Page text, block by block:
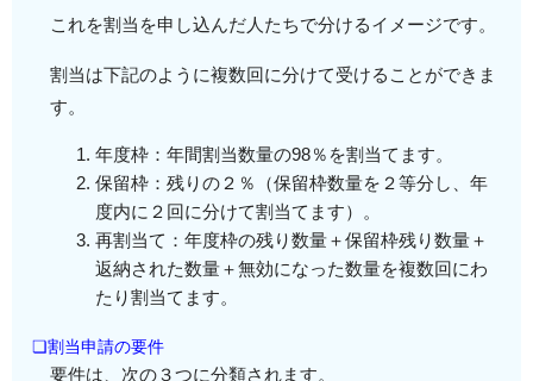
これを割当を申し込んだ人たちで分けるイメージです。
割当は下記のように複数回に分けて受けることができま
す。
年度枠：年間割当数量の98％を割当てます。
保留枠：残りの２％（保留枠数量を２等分し、年
度内に２回に分けて割当てます）。
再割当て：年度枠の残り数量＋保留枠残り数量＋
返納された数量＋無効になった数量を複数回にわ
たり割当てます。
❏割当申請の要件
要件は、次の３つに分類されます。